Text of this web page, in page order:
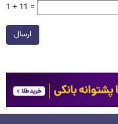
1 + 11 =
ارسال